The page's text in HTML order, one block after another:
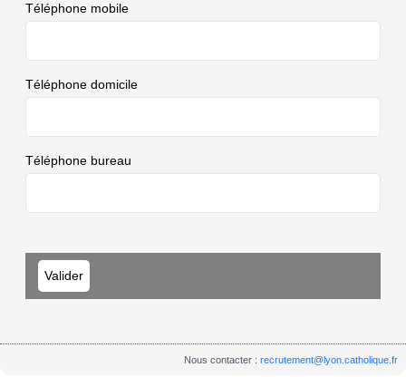
Téléphone mobile
Téléphone domicile
Téléphone bureau
Nous contacter :recrutement@lyon.catholique.fr